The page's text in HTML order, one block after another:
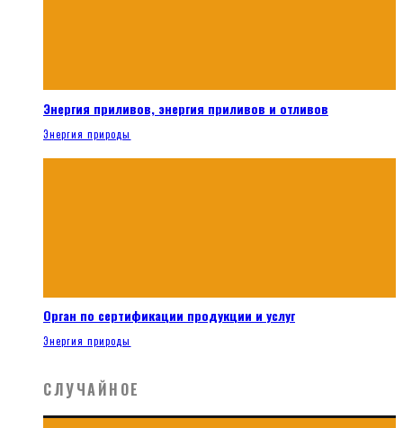
Энергия приливов, энергия приливов и отливов
Энергия природы
Орган по сертификации продукции и услуг
Энергия природы
СЛУЧАЙНОЕ